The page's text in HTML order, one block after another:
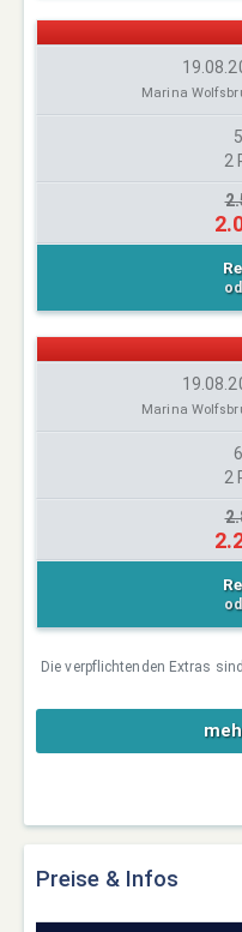
Marina
2
Marina
2
Die verpflichtenden Extras
Preise & Infos